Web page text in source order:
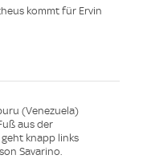
kommt für Ervin
(Venezuela)
aus der
knapp links
Savarino.